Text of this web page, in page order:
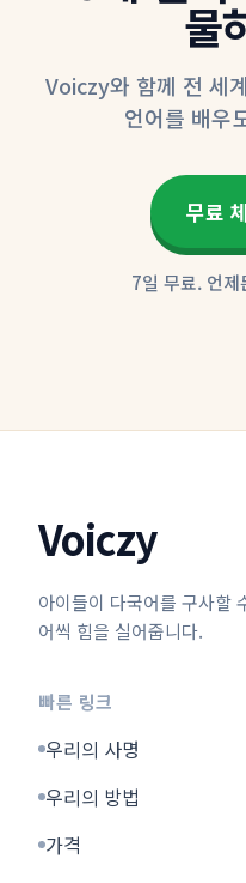
물
Voiczy와 함께 전 세
언어를 배우
무료
7일 무료. 언
Voiczy
아이들이 다국어를 구사할
어씩 힘을 실어줍니다.
빠른 링크
우리의 사명
우리의 방법
가격